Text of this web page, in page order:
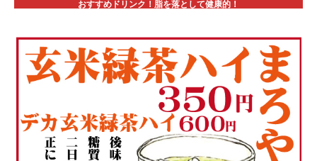
おすすめドリンク！脂を落として健康的！